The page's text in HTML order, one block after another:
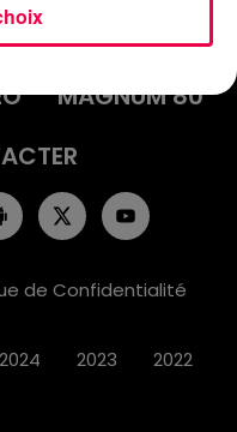
PODCASTS
MAGNUM 80
de Confidentialité
2024 2023 2022